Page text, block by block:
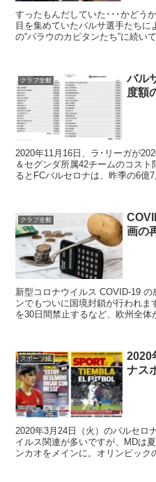
すったもんだしていた･･･かどう
目を集めていたバルサ選手たちに
の“パラウのカピタンたち”に続い
給与カットで合意。カピタンメ
クラブ全般
バル
度額
2020年11月16日、ラ･リーガが
＆セグンダ所属42チームのコス
るとFCバルセロナは、昨季の6億
ロへと大幅減額。その差は約2億
クラブ全般
画の
新型コロナウイルス COVID-19
ンでもついに国境封鎖が行われま
を30日間禁止するなど、欧州全体
（日本の対応はさぞ呑気に映る
スポーツ紙
2020
ナス
2020年3月24日（火）のバルセロ
イルス関連が多いですが、MDは
ンカオをメインに。オリンピック